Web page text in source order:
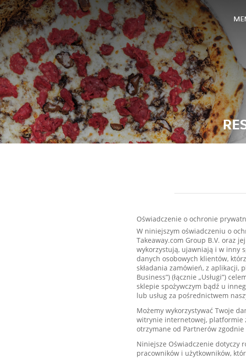
Oświadczenie o ochronie
W niniejszym oświadczeniu o
Takeaway.com Group B.V. oraz
wykorzystują, ujawniają i w inny
danych osobowych klientów,
składania zamówień, z aplikacji,
Business”) (łącznie „Usługi”)
sklepie spożywczym bądź u
lub usług za pośrednictwem
Możemy wykorzystywać Twoje
witrynie internetowej, platformie
otrzymane od Partnerów
Niniejsze Oświadczenie dotyczy
pracowników i użytkowników,